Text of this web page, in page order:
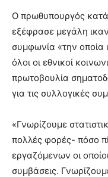
Ο πρωθυπουργός
εξέφρασε μεγάλη
συμφωνία «την
όλοι οι εθνικοί
πρωτοβουλία
για τις συλλογικές
«Γνωρίζουμε
πολλές φορές- πόσο
εργαζόμενων οι
συμβάσεις.